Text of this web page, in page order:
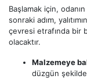
Başlamak için,
sonraki adım,
çevresi etrafında bir
olacaktır.
Malzemeye
düzgün şekilde